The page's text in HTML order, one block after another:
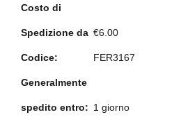
Costo di
Spedizione da €6.00
Codice: FER3167
Generalmente
spedito entro: 1 giorno